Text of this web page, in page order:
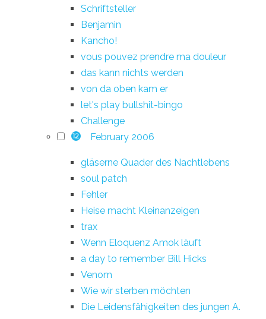
Schriftsteller
Benjamin
Kancho!
vous pouvez prendre ma douleur
das kann nichts werden
von da oben kam er
let's play bullshit-bingo
Challenge
12 February 2006
gläserne Quader des Nachtlebens
soul patch
Fehler
Heise macht Kleinanzeigen
trax
Wenn Eloquenz Amok läuft
a day to remember Bill Hicks
Venom
Wie wir sterben möchten
Die Leidensfähigkeiten des jungen A.